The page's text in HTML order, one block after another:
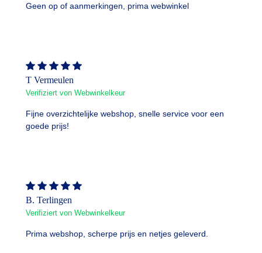
Geen op of aanmerkingen, prima webwinkel
T Vermeulen
Verifiziert von Webwinkelkeur
Fijne overzichtelijke webshop, snelle service voor een
goede prijs!
B. Terlingen
Verifiziert von Webwinkelkeur
Prima webshop, scherpe prijs en netjes geleverd.